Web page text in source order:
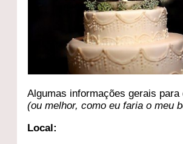
Algumas informações gerais
(ou melhor, como eu faria o meu
Local: